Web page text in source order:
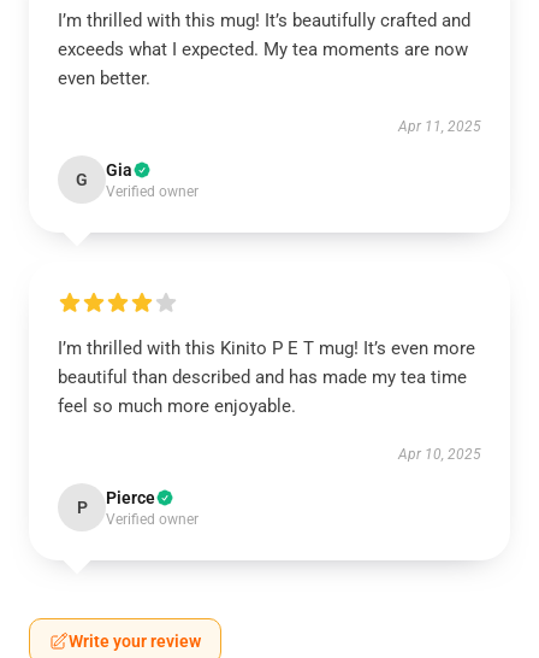
I’m thrilled with this mug! It’s beautifully crafted and
exceeds what I expected. My tea moments are now
even better.
Apr 11, 2025
G Gia
Verified owner
I’m thrilled with this Kinito P E T mug! It’s even more
beautiful than described and has made my tea time
feel so much more enjoyable.
Apr 10, 2025
P Pierce
Verified owner
Write your review